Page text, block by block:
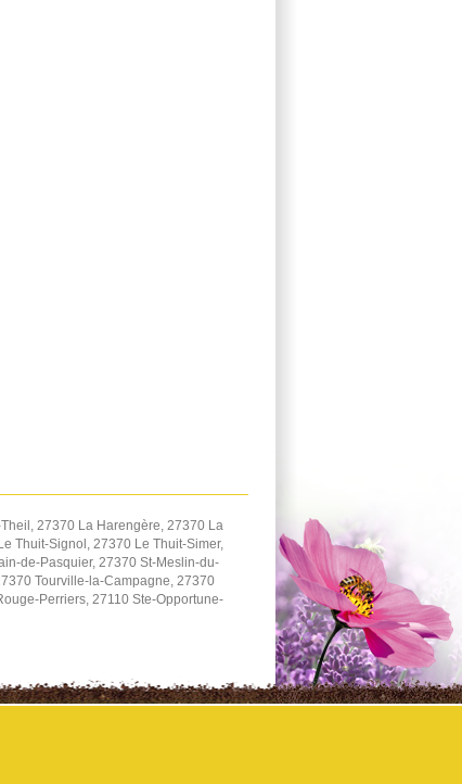
27370 La Harengère, 27370 La
Thuit-Signol, 27370 Le Thuit-Simer,
de-Pasquier, 27370 St-Meslin-du-
Tourville-la-Campagne, 27370
Perriers, 27110 Ste-Opportune-